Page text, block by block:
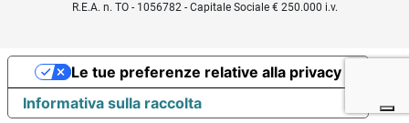
R.E.A. n. TO - 1056782 - Capitale Sociale € 250.000 i.v.
Informativa sulla raccolta
Le tue preferenze relative alla privacy